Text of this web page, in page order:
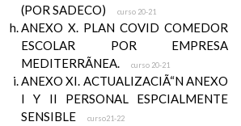
(POR SADECO)
curso 20-21
ANEXO X. PLAN COVID COMEDOR
ESCOLAR POR EMPRESA
MEDITERRÃNEA.
curso 20-21
ANEXO XI. ACTUALIZACIÃ“N ANEXO
I Y II PERSONAL ESPCIALMENTE
SENSIBLE
curso21-22